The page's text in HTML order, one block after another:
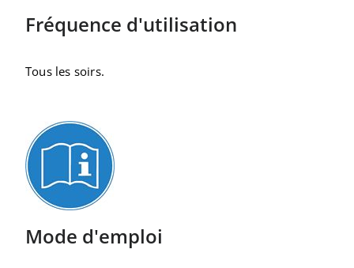
Fréquence d'utilisation
Tous les soirs.
Mode d'emploi